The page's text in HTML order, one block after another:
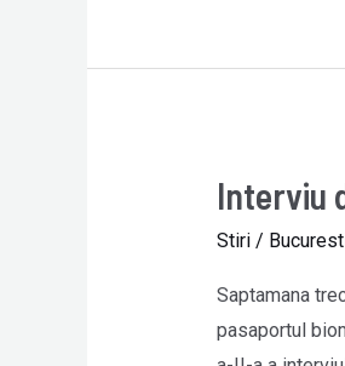
Interviu
Stiri/
Saptamana
pasaportul
Interviu
la
Radio